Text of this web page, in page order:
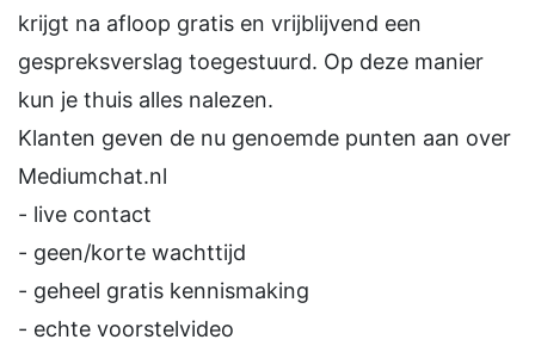
krijgt na afloop gratis en vrijblijvend een
gespreksverslag toegestuurd. Op deze manier
kun je thuis alles nalezen.
Klanten geven de nu genoemde punten aan over
Mediumchat.nl
- live contact
- geen/korte wachttijd
- geheel gratis kennismaking
- echte voorstelvideo